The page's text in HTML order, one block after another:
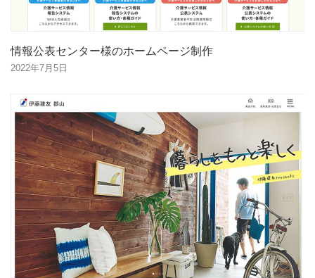
情報公表センター様のホームページ制作
2022年7月5日